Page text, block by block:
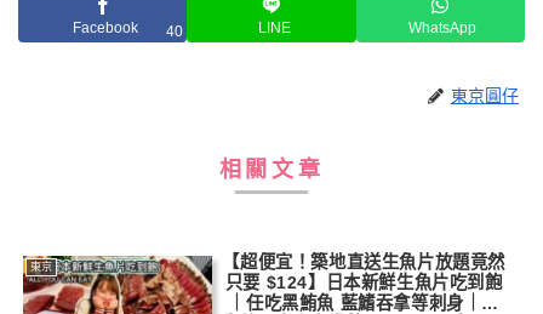
Facebook 40 LINE WhatsApp
東京圓仔
相關文章
東京
【超便宜！築地直送生魚片放題竟然
只要 $124】日本新鮮生魚片吃到飽
｜任吃黑鮪魚 藍鰭吞拿等刺身｜魚